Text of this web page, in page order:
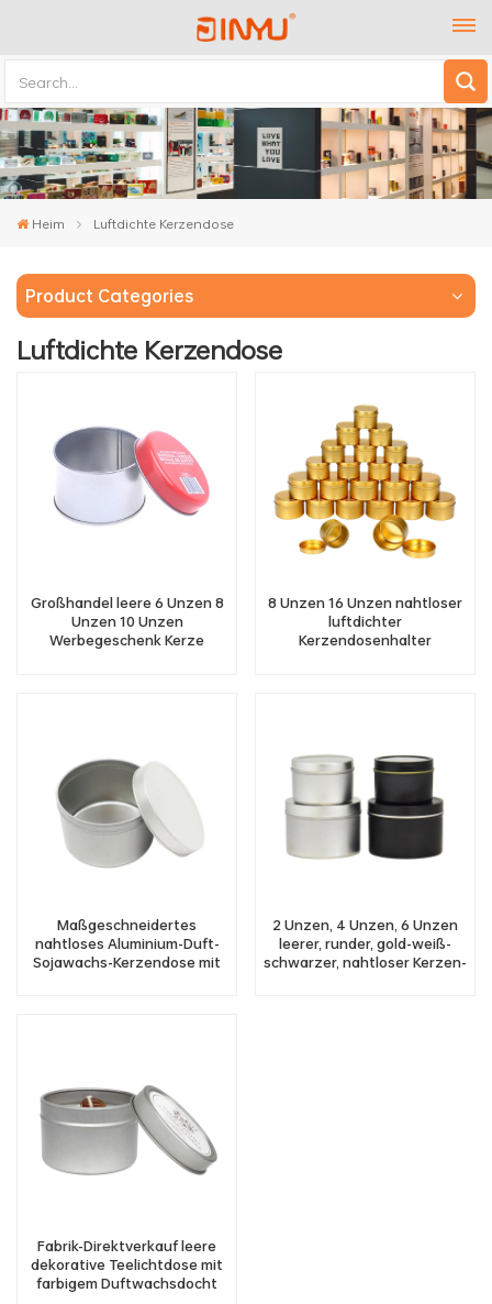
Heim Luftdichte Kerzendose
Product Categories
Luftdichte Kerzendose
Großhandel leere 6 Unzen 8
Unzen 10 Unzen
Werbegeschenk Kerze
8 Unzen 16 Unzen nahtloser
luftdichter
Kerzendosenhalter
Maßgeschneidertes
nahtloses Aluminium-Duft-
Sojawachs-Kerzendose mit
2 Unzen, 4 Unzen, 6 Unzen
leerer, runder, gold-weiß-
schwarzer, nahtloser Kerzen-
Fabrik-Direktverkauf leere
dekorative Teelichtdose mit
farbigem Duftwachsdocht